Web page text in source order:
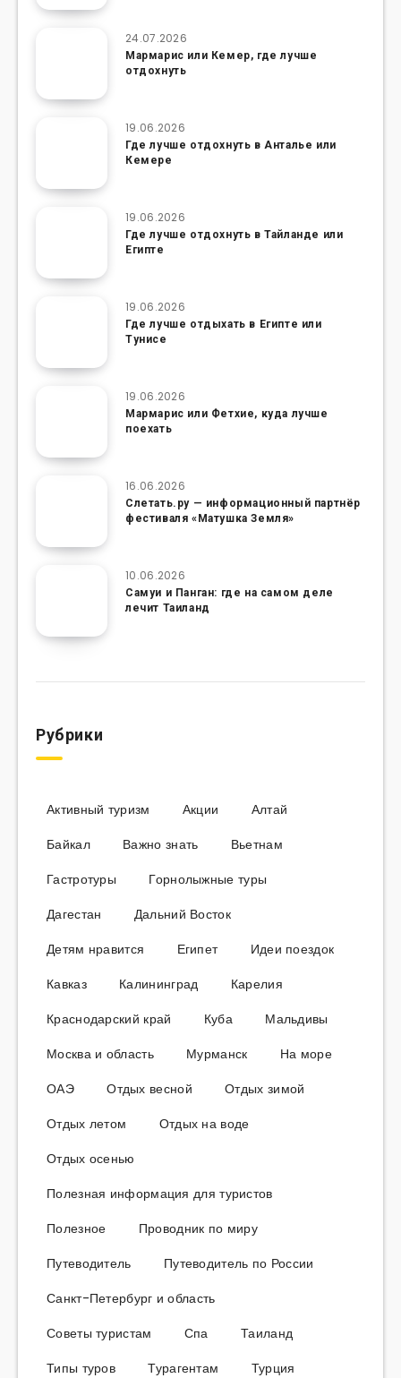
24.07.2026
Мармарис или Кемер, где лучше
отдохнуть
19.06.2026
Где лучше отдохнуть в Анталье или
Кемере
19.06.2026
Где лучше отдохнуть в Тайланде или
Египте
19.06.2026
Где лучше отдыхать в Египте или
Тунисе
19.06.2026
Мармарис или Фетхие, куда лучше
поехать
16.06.2026
Слетать.ру — информационный партнёр
фестиваля «Матушка Земля»
10.06.2026
Самуи и Панган: где на самом деле
лечит Таиланд
Рубрики
Активный туризм Акции
Алтай
Байкал
Важно знать
Вьетнам
Гастротуры
Горнолыжные туры
Дагестан
Дальний Восток
Детям нравится
Египет
Идеи поездок
Кавказ
Калининград
Карелия
Краснодарский край
Куба
Мальдивы
Москва и область
Мурманск
На море
ОАЭ
Отдых весной
Отдых зимой
Отдых летом
Отдых на воде
Отдых осенью
Полезная информация для туристов
Полезное
Проводник по миру
Путеводитель
Путеводитель по России
Санкт-Петербург и область
Советы туристам
Спа
Таиланд
Типы туров
Турагентам Турция